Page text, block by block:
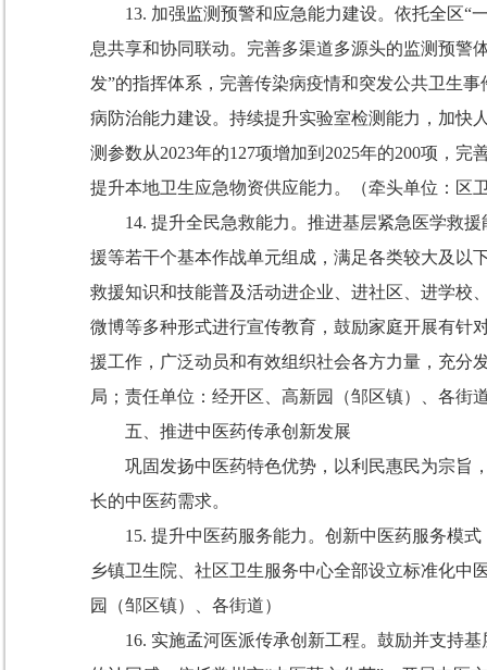
13. 加强监测预警和应急能力建设。 依托全区“
息共享和协同联动。完善多渠道多源头的监测预警
发”的指挥体系，完善传染病疫情和突发公共卫生
病防治能力建设。持续提升实验室检测能力，加快
测参数从2023年的127项增加到 2025年的200项，完
提升本地卫生应急物资供应能力。
（牵头单位：区
14. 提升全民急救能力。 推进基层紧急医学救
援等若干个基本作战单元组成，满足各类较大及以
救援知识和技能普及活动进企业、进社区、进学校
微博等多种形式进行宣传教育，鼓励家庭开展有针
援工作，广泛动员和有效组织社会各方力量，充分
局；责任单位：经开区、高新园（邹区镇）、各街
五、推进中医药传承创新发展
巩固发扬中医药特色优势，以利民惠民为宗旨
长的中医药需求。
15. 提升中医药服务能力。 创新中医药服务模
乡镇卫生院、社区卫生服务中心全部设立标准化中
园（邹区镇）、各街道）
16. 实施孟河医派传承创新工程。 鼓励并支持基